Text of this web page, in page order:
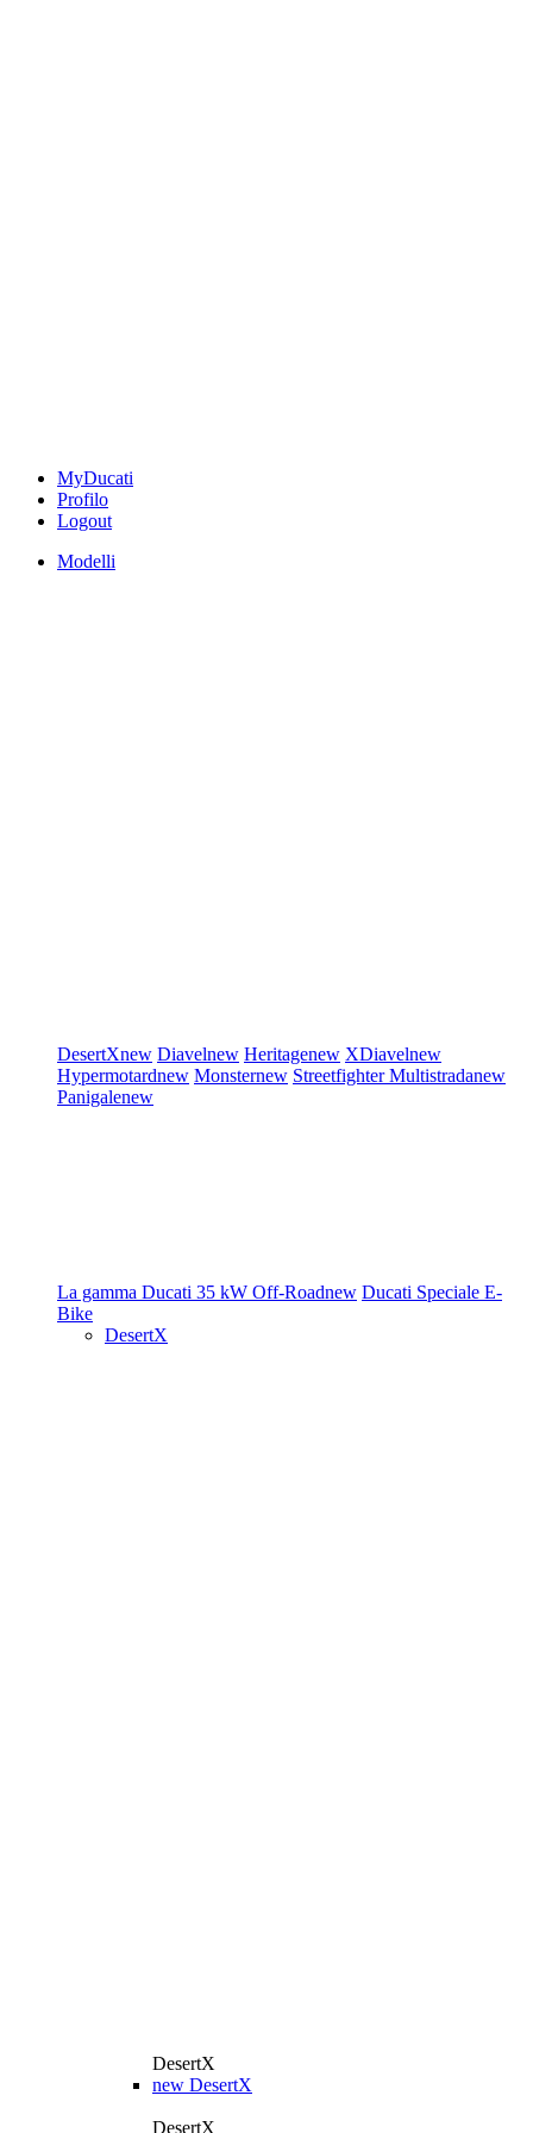
MyDucati
Profilo
Logout
Modelli
DesertXnew Diavelnew Heritagenew XDiavelnew
Hypermotardnew Monsternew StreetfighterMultistradanew
Panigalenew
La gamma Ducati 35 kW Off-Roadnew Ducati Speciale E-
Bike
DesertX
DesertX
new DesertX
DesertX